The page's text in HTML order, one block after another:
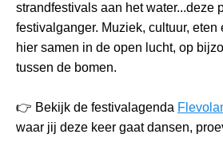
strandfestivals aan het water...deze
festivalganger. Muziek, cultuur, eten
hier samen in de open lucht, op
tussen de bomen.
👉 Bekijk de festivalagenda
waar jij deze keer gaat dansen,